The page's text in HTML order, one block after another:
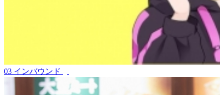
03 インバウンド